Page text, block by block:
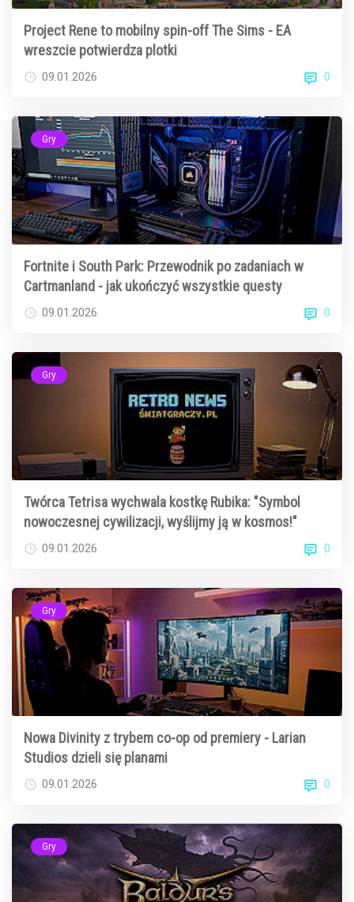
Project Rene to mobilny spin-off The Sims - EA
wreszcie potwierdza plotki
09.01.2026 0
Gry
Fortnite i South Park: Przewodnik po zadaniach w
Cartmanland - jak ukończyć wszystkie questy
09.01.2026 0
Gry
Twórca Tetrisa wychwala kostkę Rubika: "Symbol
nowoczesnej cywilizacji, wyślijmy ją w kosmos!"
09.01.2026 0
Gry
Nowa Divinity z trybem co-op od premiery - Larian
Studios dzieli się planami
09.01.2026 0
Gry